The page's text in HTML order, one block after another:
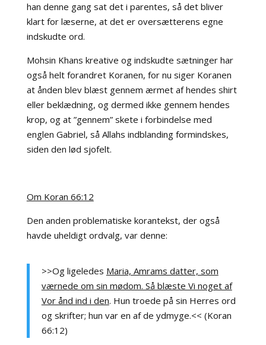
han denne gang sat det i parentes, så det bliver
klart for læserne, at det er oversætterens egne
indskudte ord.
Mohsin Khans kreative og indskudte sætninger har
også helt forandret Koranen, for nu siger Koranen
at ånden blev blæst gennem ærmet af hendes shirt
eller beklædning, og dermed ikke gennem hendes
krop, og at ”gennem” skete i forbindelse med
englen Gabriel, så Allahs indblanding formindskes,
siden den lød sjofelt.
Om Koran 66:12
Den anden problematiske korantekst, der også
havde uheldigt ordvalg, var denne:
>>Og ligeledes Maria, Amrams datter, som
værnede om sin mødom. Så blæste Vi noget af
Vor ånd ind i den. Hun troede på sin Herres ord
og skrifter; hun var en af de ydmyge.<< (Koran
66:12)